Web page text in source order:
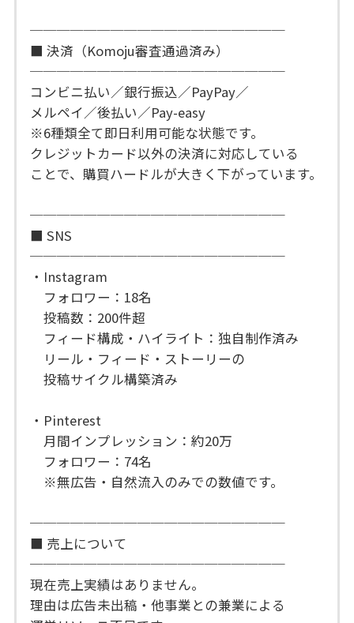
───────────────────
■ 決済（Komoju審査通過済み）
───────────────────
コンビニ払い／銀行振込／PayPay／
メルペイ／後払い／Pay-easy
※6種類全て即日利用可能な状態です。
クレジットカード以外の決済に対応している
ことで、購買ハードルが大きく下がっています。
───────────────────
■ SNS
───────────────────
・Instagram
フォロワー：18名
投稿数：200件超
フィード構成・ハイライト：独自制作済み
リール・フィード・ストーリーの
投稿サイクル構築済み
・Pinterest
月間インプレッション：約20万
フォロワー：74名
※無広告・自然流入のみでの数値です。
───────────────────
■ 売上について
───────────────────
現在売上実績はありません。
理由は広告未出稿・他事業との兼業による